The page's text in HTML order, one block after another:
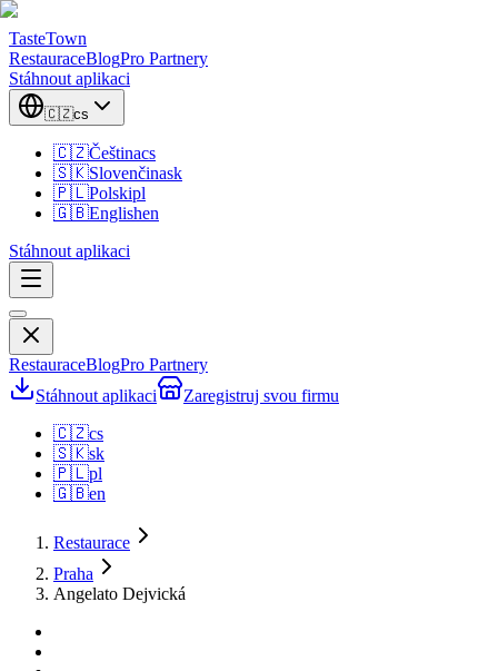
TasteTown
RestauraceBlogPro Partnery
Stáhnout aplikaci
🇨🇿cs
🇨🇿Češtinacs
🇸🇰Slovenčinask
🇵🇱Polskipl
🇬🇧Englishen
Stáhnout aplikaci
RestauraceBlogPro Partnery
Stáhnout aplikaci
Zaregistruj svou firmu
🇨🇿cs
🇸🇰sk
🇵🇱pl
🇬🇧en
Restaurace
Praha
Angelato Dejvická